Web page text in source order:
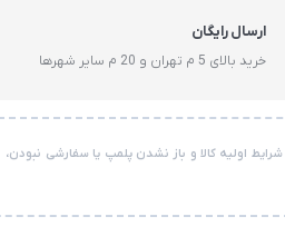
ارسال رایگان
خرید بالای 5 م تهران و 20 م سایر شهرها
اولیه کالا و باز نشدن پلمپ یا سفارشی نبودن،